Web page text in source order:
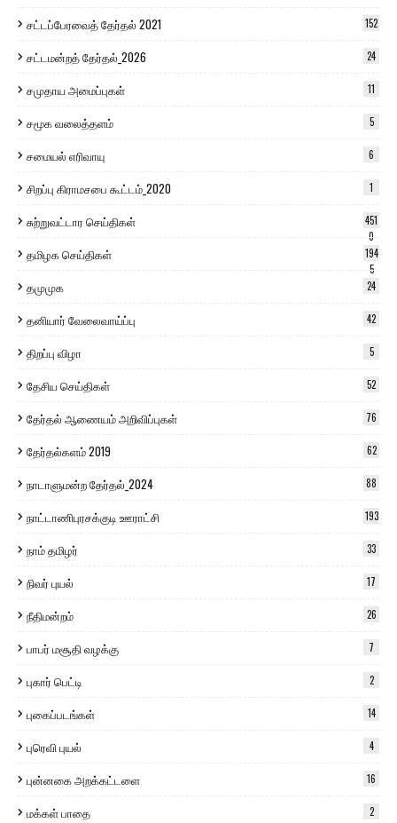
சட்டப்பேரவைத் தேர்தல் 2021
152
சட்டமன்றத் தேர்தல்_2026 24
சமுதாய அமைப்புகள் 11
சமூக வலைத்தளம் 5
சமையல் எரிவாயு 6
சிறப்பு கிராமசபை கூட்டம்_2020 1
சுற்றுவட்டார செய்திகள்
451
0
தமிழக செய்திகள்
194
5
தமுமுக 24
தனியார் வேலைவாய்ப்பு 42
திறப்பு விழா 5
தேசிய செய்திகள் 52
தேர்தல் ஆணையம் அறிவிப்புகள் 76
தேர்தல்களம் 2019 62
நாடாளுமன்ற தேர்தல்_2024 88
நாட்டாணிபுரசக்குடி ஊராட்சி 193
நாம் தமிழர் 33
நிவர் புயல் 17
நீதிமன்றம் 26
பாபர் மசூதி வழக்கு 7
புகார் பெட்டி 2
புகைப்படங்கள் 14
புரெவி புயல் 4
புன்னகை அறக்கட்டளை 16
மக்கள் பாதை 2